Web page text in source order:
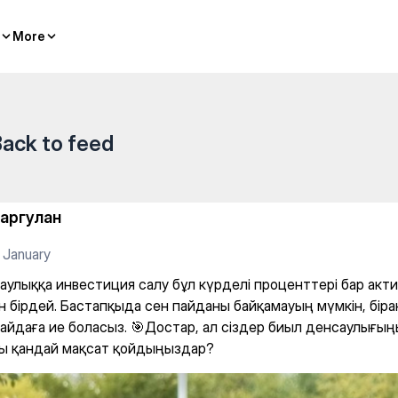
More
More бұл күрделі
to feed
January
инвестиция салу бұл күрделі проценттері бар
бірдей. Бастапқыда сен пайданы байқамауың мүмкін,
ие боласыз. 🎯Достар, ал сіздер биыл
қандай мақсат қойдыңыздар?